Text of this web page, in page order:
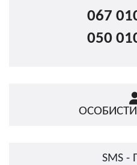
067
050
SMS -